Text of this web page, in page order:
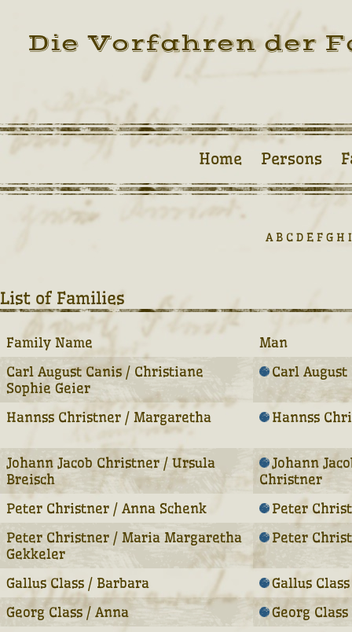
Die Vorfahren der
Home Persons
A B C D E F G H I
List of Families
Family Name
Man
Carl August Canis / Christiane
Sophie Geier
Carl August
Hannss Christner / Margaretha Hannss
Johann Jacob Christner / Ursula
Breisch
Johann
Christner
Peter Christner / Anna Schenk
Peter
Peter Christner / Maria Margaretha
Gekkeler
Peter
Gallus Class / Barbara
Gallus Class
Georg Class / Anna
Georg Class